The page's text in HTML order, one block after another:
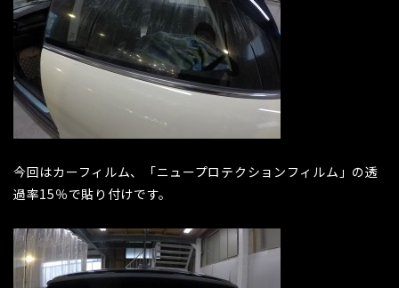
今回はカーフィルム、「ニュープロテクションフィルム」の透
過率15％で貼り付けです。